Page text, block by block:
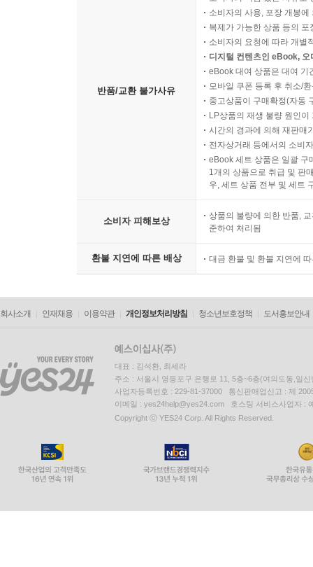
반품/교환 불가사유
소비자의 사용, 포장 개봉
복제가 가능한 상품 등의
소비자의 요청에 따라 개별
디지털 컨텐츠인 eBook,
eBook 대여 상품은 대여 기
모바일 쿠폰 등록 후 취소/
중고상품이 구매확정(자동
LP상품의 재생 불량 원인
시간의 경과에 의해 재판매
전자상거래 등에서의 소비
eBook 세트 상품은 일괄 구
1개의 상품으로 취급 및 판
우, 세트 상품 전부 및 세트
소비자 피해보상
상품의 불량에 의한 반품,
준하여 처리됨
환불 지연에 따른 배상 대금 환불 및 환불 지연에
회사소개 인재채용 이용약관 개인정보처리방침 청소년보호정책 도서홍보안내
대표 : 김석환, 최세라
주소 : 서울시 영등포구 은행로 11, 5층~6층(여의도동,일신
사업자등록번호 : 229-81-37000 통신판매업신고 : 제
이메일 : yes24help@yes24.com 호스팅 서비스사업자 :
Copyright ⓒ YES24 Corp. All Rights Reserved.